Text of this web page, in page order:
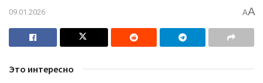
09.01.2026 AA
Это интересно